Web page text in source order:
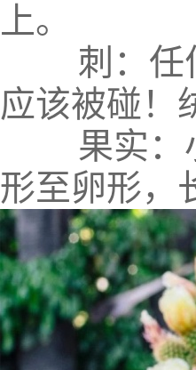
上。
刺：任
应该被碰！
果实：
形至卵形，